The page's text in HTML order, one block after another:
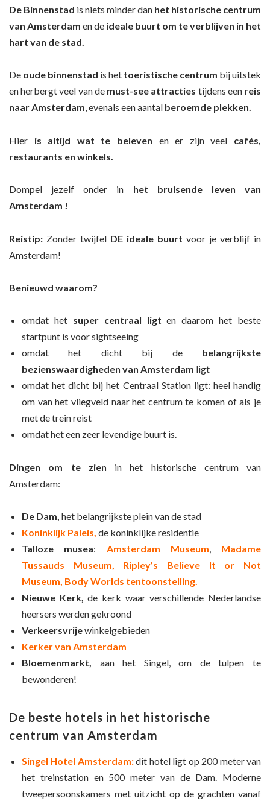
De Binnenstad is niets minder dan het historische centrum
van Amsterdam en de ideale buurt om te verblijven in het
hart van de stad.
De oude binnenstad is het toeristische centrum bij uitstek
en herbergt veel van de must-see attracties tijdens een reis
naar Amsterdam, evenals een aantal beroemde plekken.
Hier is altijd wat te beleven en er zijn veel cafés,
restaurants en winkels.
Dompel jezelf onder in het bruisende leven van
Amsterdam !
Reistip: Zonder twijfel DE ideale buurt voor je verblijf in
Amsterdam!
Benieuwd waarom?
omdat hetsuper centraal ligten daarom het beste
startpunt is voor sightseeing
omdat het dicht bij de belangrijkste
bezienswaardigheden van Amsterdam ligt
omdat het dicht bij het Centraal Station ligt: heel handig
om van het vliegveld naar het centrum te komen of als je
met de trein reist
omdat het een zeer levendige buurt is.
Dingen om te zien in het historische centrum van
Amsterdam:
De Dam, het belangrijkste plein van de stad
Koninklijk Paleis, de koninklijke residentie
Talloze musea: Amsterdam Museum, Madame
Tussauds Museum,
Ripley’s Believe It or Not
Museum, Body Worlds tentoonstelling.
Nieuwe Kerk, de kerk waar verschillende Nederlandse
heersers werden gekroond
Verkeersvrijewinkelgebieden
Kerker van Amsterdam
Bloemenmarkt, aan het Singel, om de tulpen te
bewonderen!
De beste hotels in het historische
centrum van Amsterdam
Singel Hotel Amsterdam:dit hotel ligt op 200 meter van
het treinstation en 500 meter van de Dam. Moderne
tweepersoonskamers met uitzicht op de grachten vanaf